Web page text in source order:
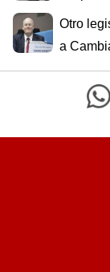
Otro
a